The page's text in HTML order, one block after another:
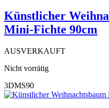
Künstlicher
Mini-Fichte 90cm
AUSVERKAUFT
Nicht vorrätig
3DMS90